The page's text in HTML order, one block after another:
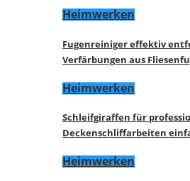
Heimwerken
Fugenreiniger effektiv
Verfärbungen aus
Heimwerken
Schleifgiraffen für
Deckenschliffarbeiten
Heimwerken